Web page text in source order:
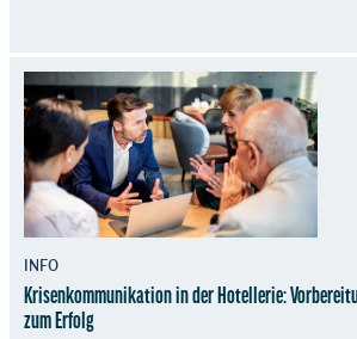
INFO
Krisenkommunikation in der Hotellerie:
zum Erfolg